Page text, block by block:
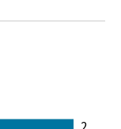
zoals het gezin